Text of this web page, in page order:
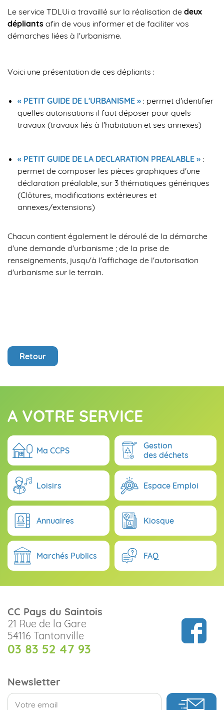
Le service TDLUi a travaillé sur la réalisation de deux
dépliants afin de vous informer et de faciliter vos
démarches liées à l'urbanisme.
Voici une présentation de ces dépliants :
« PETIT GUIDE DE L'URBANISME » : permet d'identifier
quelles autorisations il faut déposer pour quels
travaux (travaux liés à l'habitation et ses annexes)
« PETIT GUIDE DE LA DECLARATION PREALABLE » :
permet de composer les pièces graphiques d'une
déclaration préalable, sur 3 thématiques génériques
(Clôtures, modifications extérieures et
annexes/extensions)
Chacun contient également le déroulé de la démarche
d'une demande d'urbanisme ; de la prise de
renseignements, jusqu'à l'affichage de l'autorisation
d'urbanisme sur le terrain.
Retour
A VOTRE SERVICE
Ma CCPS
Gestion
des déchets
Loisirs Espace Emploi
Annuaires Kiosque
Marchés Publics FAQ
CC Pays du Saintois
21 Rue de la Gare
54116 Tantonville
03 83 52 47 93
Newsletter